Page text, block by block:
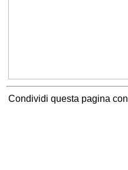
Condividi questa pagina con